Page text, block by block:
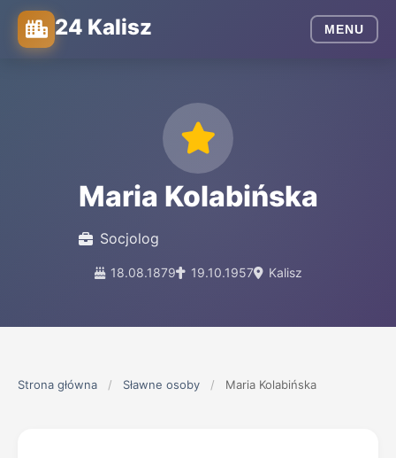
24 Kalisz MENU
Maria Kolabińska
Socjolog
18.08.1879 19.10.1957 Kalisz
Strona główna / Sławne osoby / Maria Kolabińska